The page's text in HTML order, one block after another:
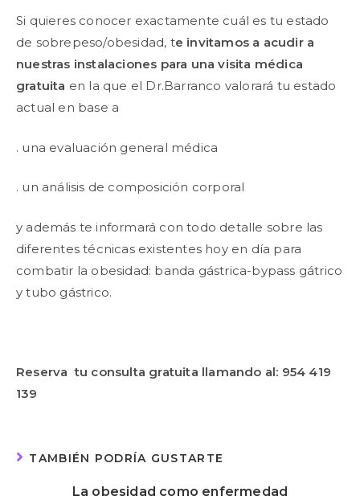
Si quieres conocer exactamente cuál es tu estado
de sobrepeso/obesidad, te invitamos a acudir a
nuestras instalaciones para una visita médica
gratuita en la que el Dr.Barranco valorará tu estado
actual en base a
. una evaluación general médica
. un análisis de composición corporal
y además te informará con todo detalle sobre las
diferentes técnicas existentes hoy en día para
combatir la obesidad: banda gástrica-bypass gátrico
y tubo gástrico.
Reserva tu consulta gratuita llamando al: 954 419
139
TAMBIÉN PODRÍA GUSTARTE
La obesidad como enfermedad